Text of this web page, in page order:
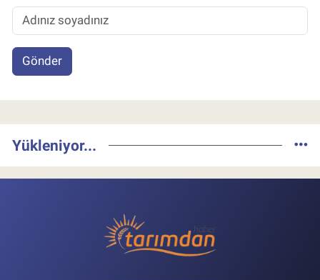
Gönder
Yükleniyor...